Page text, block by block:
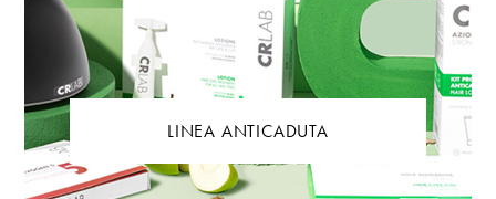
LINEA ANTICADUTA